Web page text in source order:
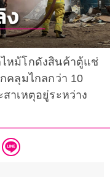
หม้โกดังสินค้าตู้แช่
คลุมไกลกว่า 10
าเหตุอยู่ระหว่าง